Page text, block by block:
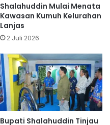
Shalahuddin Mulai Menata
Kawasan Kumuh Kelurahan
Lanjas
2 Juli 2026
Bupati Shalahuddin Tinjau